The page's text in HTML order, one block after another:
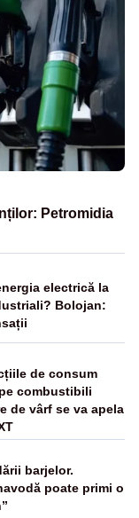
Petromidia
electrică la
Bolojan:
de consum
combustibili
de vârf se va apela
barjelor.
poate primi o